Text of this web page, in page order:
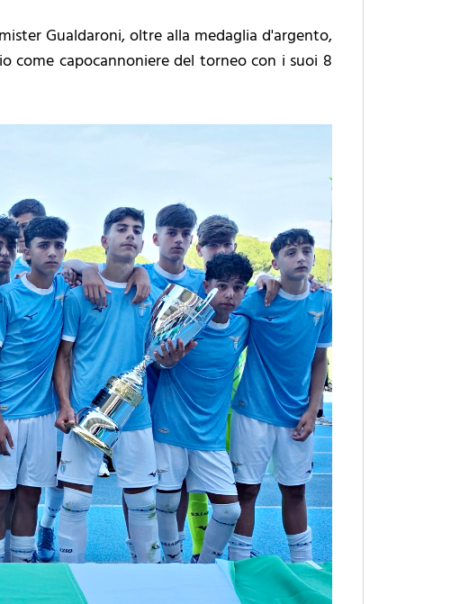
Gualdaroni, oltre alla medaglia d'argento,
come capocannoniere del torneo con i suoi 8